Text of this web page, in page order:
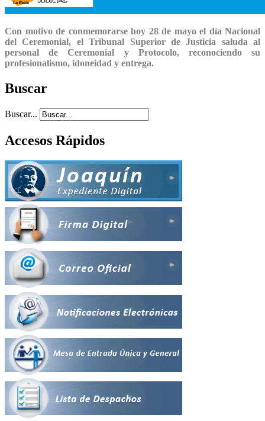
Con motivo de conmemorarse hoy 28 de mayo el día Nacional
del Ceremonial, el Tribunal Superior de Justicia saluda al
personal de Ceremonial y Protocolo, reconociendo su
profesionalismo, idoneidad y entrega.
Buscar
Buscar...
Accesos Rápidos